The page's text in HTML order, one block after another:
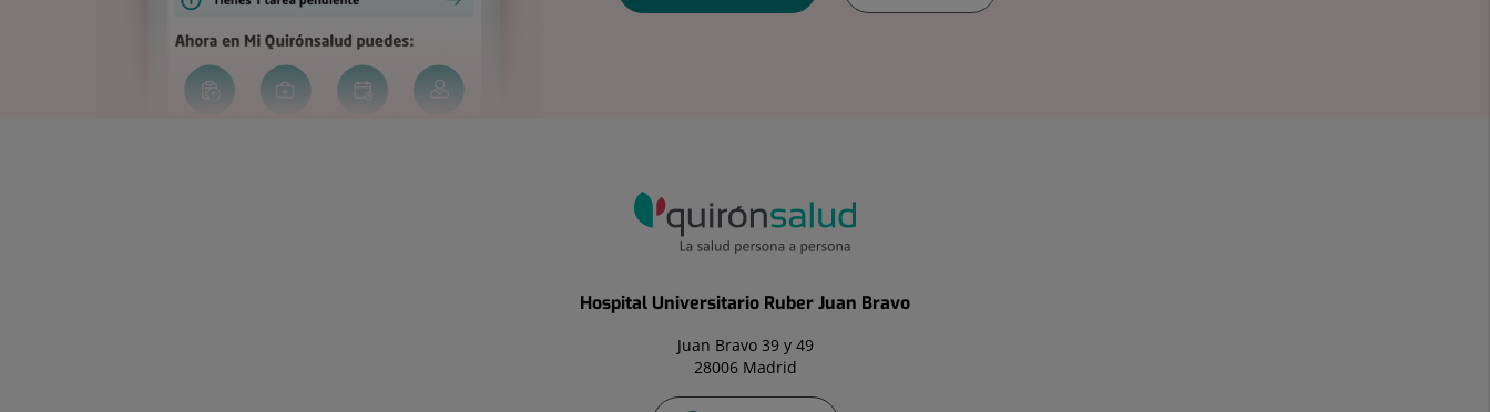
Hospital Universitario Ruber Juan Bravo
Juan Bravo 39 y 49
28006 Madrid